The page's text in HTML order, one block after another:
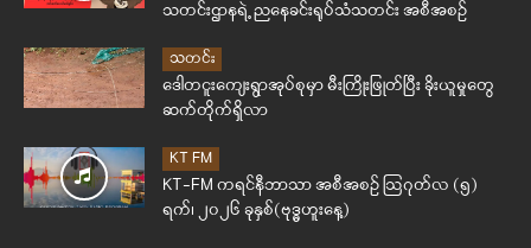
သတင်းဌာနရဲ့ ညနေခင်းရုပ်သံသတင်း အစီအစဉ်
သတင်း
ဒေါတငူးကျေးရွာအုပ်စုမှာ မီးကြိုးဖြုတ်ပြီး ခိုးယူမှုတွေ
ဆက်တိုက်ရှိလာ
KT FM
KT-FM ကရင်နီဘာသာ အစီအစဉ် ဩဂုတ်လ (၅)
ရက်၊ ၂၀၂၆ ခုနှစ်(ဗုဒ္ဓဟူးနေ့)